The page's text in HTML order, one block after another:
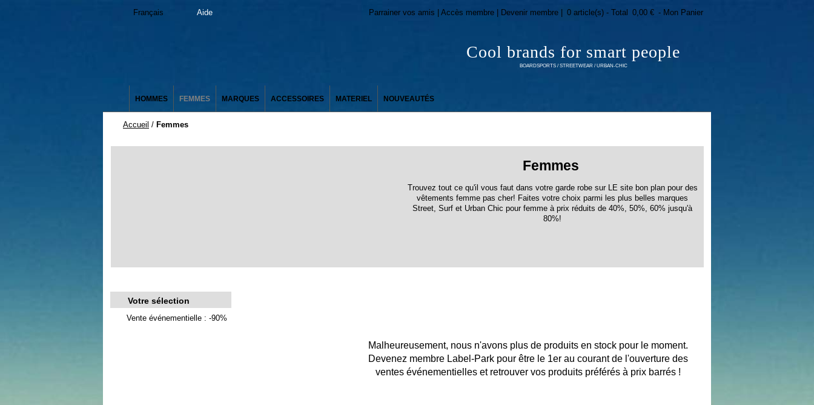
Cool brands for smart people
BOARDSPORTS / STREETWEAR / URBAN-CHIC
Français Aide Parrainer vos amis | Accès membre | Devenir membre | 0 article(s) - Total 0,00 € - Mon Panier
HOMMES FEMMES MARQUES ACCESSOIRES MATERIEL NOUVEAUTÉS
Accueil / Femmes
Femmes
Trouvez tout ce qu'il vous faut dans votre garde robe sur LE site bon plan pour des
vêtements femme pas cher! Faites votre choix parmi les plus belles marques
Street, Surf et Urban Chic pour femme à prix réduits de 40%, 50%, 60% jusqu'à
80%!
Votre sélection
Vente événementielle : -90%
Malheureusement, nous n'avons plus de produits en stock pour le moment.
Devenez membre Label-Park pour être le 1er au courant de l'ouverture des
ventes événementielles et retrouver vos produits préférés à prix barrés !